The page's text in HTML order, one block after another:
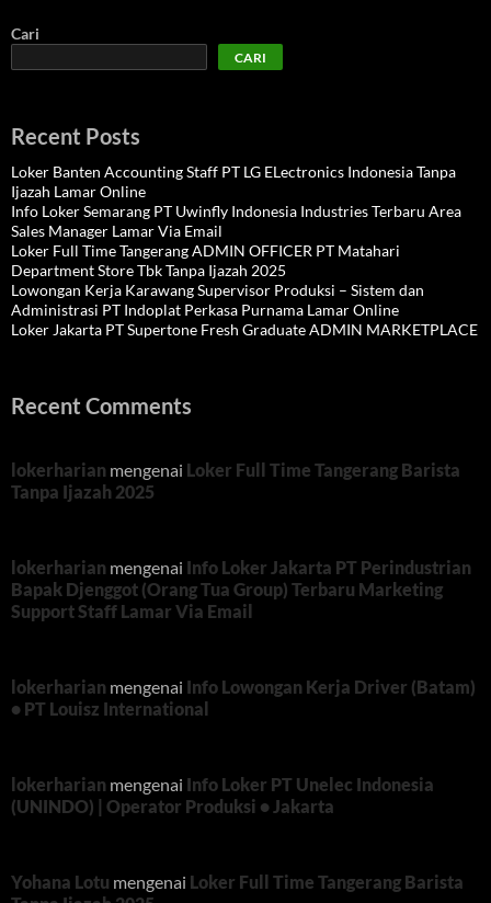
Cari
CARI
Recent Posts
Loker Banten Accounting Staff PT LG ELectronics Indonesia Tanpa
Ijazah Lamar Online
Info Loker Semarang PT Uwinfly Indonesia Industries Terbaru Area
Sales Manager Lamar Via Email
Loker Full Time Tangerang ADMIN OFFICER PT Matahari
Department Store Tbk Tanpa Ijazah 2025
Lowongan Kerja Karawang Supervisor Produksi – Sistem dan
Administrasi PT Indoplat Perkasa Purnama Lamar Online
Loker Jakarta PT Supertone Fresh Graduate ADMIN MARKETPLACE
Recent Comments
lokerharian mengenai Loker Full Time Tangerang Barista
Tanpa Ijazah 2025
lokerharian mengenai Info Loker Jakarta PT Perindustrian
Bapak Djenggot (Orang Tua Group) Terbaru Marketing
Support Staff Lamar Via Email
lokerharian mengenai Info Lowongan Kerja Driver (Batam)
• PT Louisz International
lokerharian mengenai Info Loker PT Unelec Indonesia
(UNINDO) | Operator Produksi • Jakarta
Yohana Lotu mengenai Loker Full Time Tangerang Barista